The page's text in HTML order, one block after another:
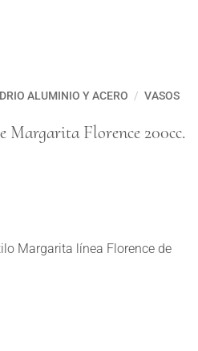
ALUMINIO Y ACERO / VASOS
Margarita Florence 200cc.
Margarita línea Florence de